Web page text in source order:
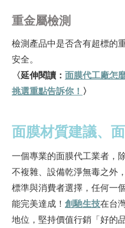
重金屬檢測
檢測產品中是否含有超標的
安全。
〈延伸閱讀： 面膜代工廠怎
挑選重點告訴你！ 〉
面膜材質建議、
一個專業的面膜代工業者，
不複雜、設備乾淨無毒之外
標準與消費者選擇，任何一
能完美達成！ 創馳生技在台
地位，堅持價值行銷「好的